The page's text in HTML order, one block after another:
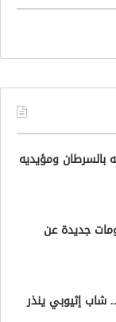
بالسرطان ومؤيديه
جديدة عن
شاب إثيوبي ينذر